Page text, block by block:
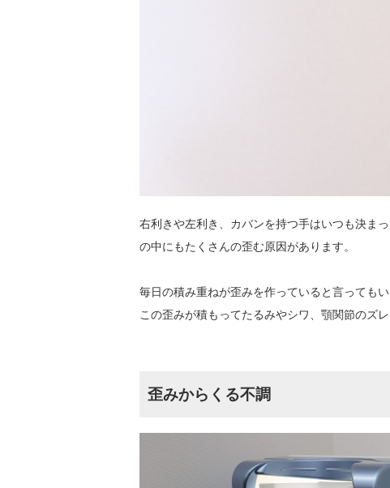
右利きや左利き、カバンを持つ手はいつも決ま
の中にもたくさんの歪む原因があります。
毎日の積み重ねが歪みを作っていると言ってもい
この歪みが積もってたるみやシワ、顎関節のズレ
歪みからくる不調